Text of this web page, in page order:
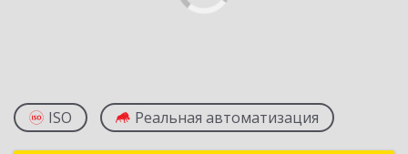
ISO Реальная автоматизация